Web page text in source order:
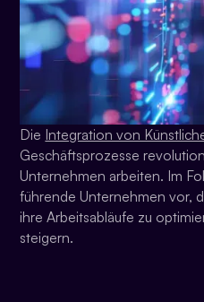
Die Integration von
Geschäftsprozesse
Unternehmen arbeiten. Im
führende Unternehmen vor,
ihre Arbeitsabläufe zu
steigern.